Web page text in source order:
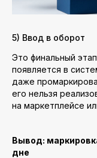
5) Ввод в оборот
Это финальный
появляется в
даже
его нельзя
на маркетплейсе
Вывод:
дне